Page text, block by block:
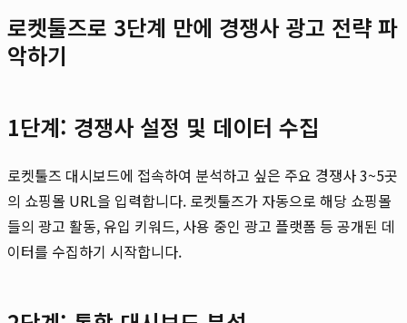
로켓툴즈로 3단계 만에 경쟁사 광고 전략 파
악하기
1단계: 경쟁사 설정 및 데이터 수집
로켓툴즈 대시보드에 접속하여 분석하고 싶은 주요 경쟁사 3~5곳
의 쇼핑몰 URL을 입력합니다. 로켓툴즈가 자동으로 해당 쇼핑몰
들의 광고 활동, 유입 키워드, 사용 중인 광고 플랫폼 등 공개된 데
이터를 수집하기 시작합니다.